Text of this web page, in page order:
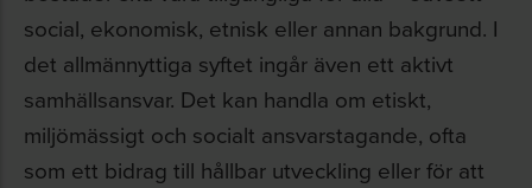
social, ekonomisk, etnisk eller annan bakgrund. I
det allmännyttiga syftet ingår även ett aktivt
samhällsansvar. Det kan handla om etiskt,
miljömässigt och socialt ansvarstagande, ofta
som ett bidrag till hållbar utveckling eller för att